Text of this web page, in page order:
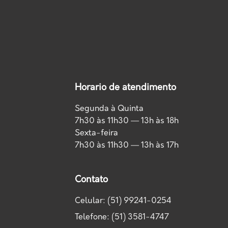
Horario de atendimento
Segunda à Quinta
7h30 às 11h30 — 13h às 18h
Sexta-feira
7h30 às 11h30 — 13h às 17h
Contato
Celular: (51) 99241-0254
Telefone: (51) 3581-4747